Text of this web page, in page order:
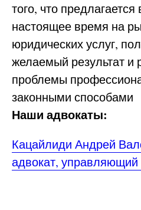
того, что предлагается
настоящее время на
юридических услуг,
желаемый результат и
проблемы
законными способами
Наши адвокаты:
Кацайлиди Андрей
адвокат, управляющий